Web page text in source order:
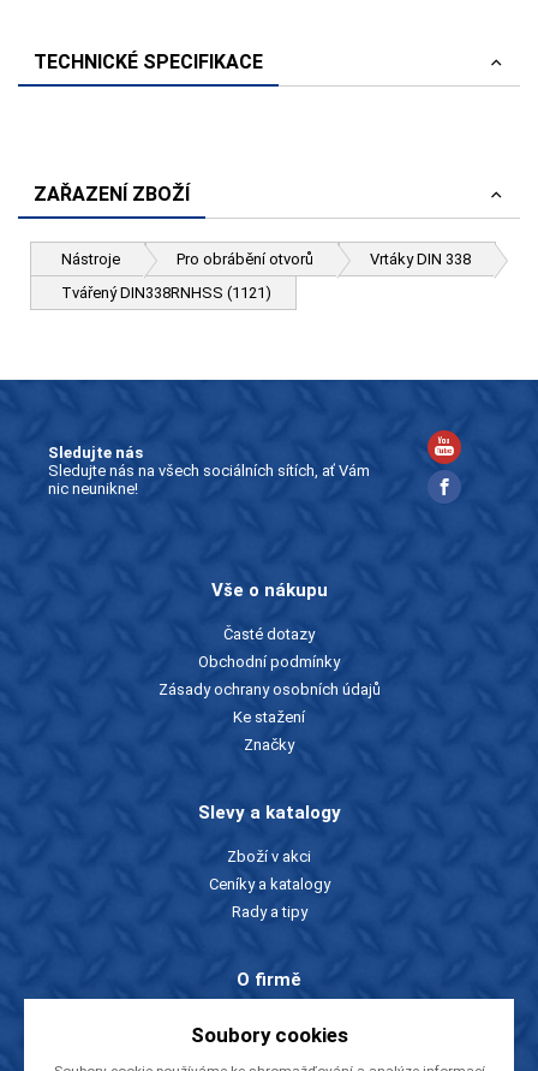
TECHNICKÉ SPECIFIKACE
ZAŘAZENÍ ZBOŽÍ
Nástroje Pro obrábění otvorů
Vrtáky DIN 338
Tvářený DIN338RNHSS (1121)
Sledujte nás
Sledujte nás na všech sociálních sítích, ať Vám
nic neunikne!
Vše o nákupu
Časté dotazy
Obchodní podmínky
Zásady ochrany osobních údajů
Ke stažení
Značky
Slevy a katalogy
Zboží v akci
Ceníky a katalogy
Rady a tipy
O firmě
Kontakty
Soubory cookies